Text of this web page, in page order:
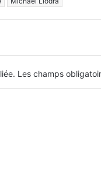
Les champs